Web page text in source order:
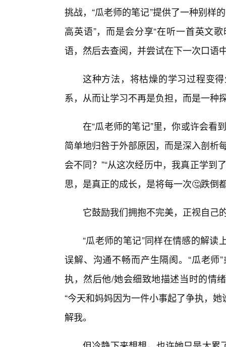
挑战，“瓜老师的笔记”提供了一种别样
高英语”，而是会分享“在听一首英文
语，然后去查阅，并尝试在下一次口语
这种方法，将枯燥的学习过程变
系，从而让学习不再是负担，而是一种
在“瓜老师的笔记”里，你或许会看
简单地归咎于外部原因，而是深入剖析
会不同？”“从这次经历中，我真正学到
思，是真正的成长，是将每一次🤔跌倒
它鼓励我们拥抱不完美，正视自己
“瓜老师的笔记”同样在情感的解
误解、沟通不畅而产生隔阂。“瓜老
执，然后他/她会细致地描述当时的情
“今天和妈妈因为一件小事起了争执，
解我。